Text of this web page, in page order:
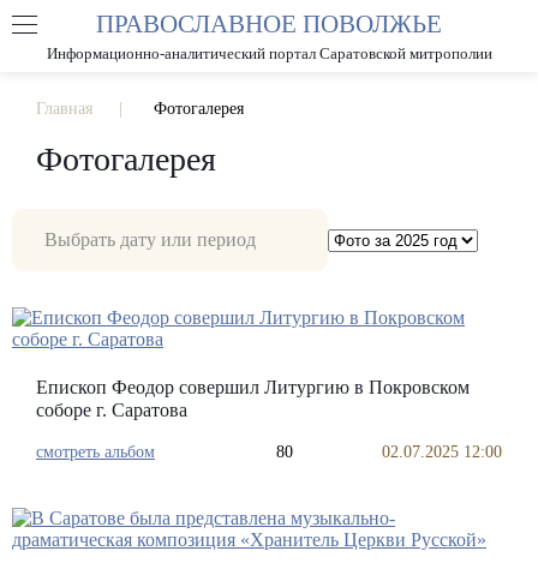
РАЗМЕР ШРИФТА А А
ПРАВОСЛАВНОЕ ПОВОЛЖЬЕ
Информационно-аналитический портал Саратовской митрополии
Главная Фотогалерея
Фотогалерея
Епископ Феодор совершил Литургию в Покровском
соборе г. Саратова
смотреть альбом 80 02.07.2025 12:00